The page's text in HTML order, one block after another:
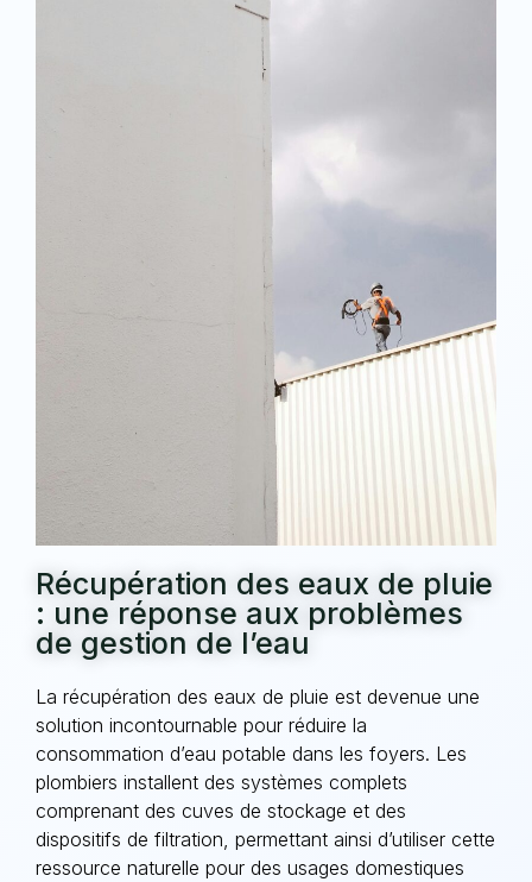
Récupération des eaux de pluie
: une réponse aux problèmes
de gestion de l’eau
La récupération des eaux de pluie est devenue une
solution incontournable pour réduire la
consommation d’eau potable dans les foyers. Les
plombiers installent des systèmes complets
comprenant des cuves de stockage et des
dispositifs de filtration, permettant ainsi d’utiliser cette
ressource naturelle pour des usages domestiques